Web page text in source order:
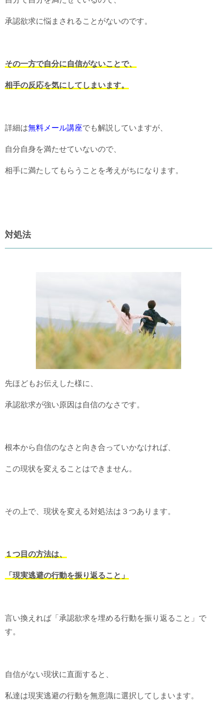
承認欲求に悩まされることがないのです。
その一方で自分に自信がないことで、
相手の反応を気にしてしまいます。
詳細は無料メール講座でも解説していますが、
自分自身を満たせていないので、
相手に満たしてもらうことを考えがちになります。
対処法
先ほどもお伝えした様に、
承認欲求が強い原因は自信のなさです。
根本から自信のなさと向き合っていかなければ、
この現状を変えることはできません。
その上で、現状を変える対処法は３つあります。
１つ目の方法は、
「現実逃避の行動を振り返ること」
言い換えれば「承認欲求を埋める行動を振り返ること」で
す。
自信がない現状に直面すると、
私達は現実逃避の行動を無意識に選択してしまいます。